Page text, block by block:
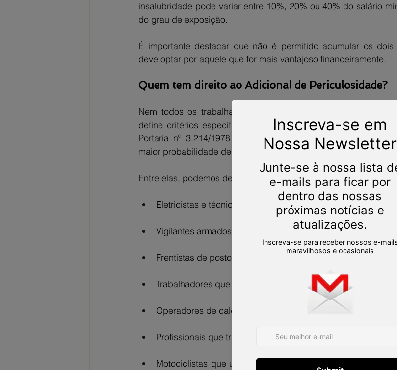
insalubridade pode variar entre 10%, 20% ou 40% do salário
do grau de exposição.
É importante destacar que não é permitido acumular os
deve optar por aquele que for mais vantajoso financeiramente.
Quem tem direito ao Adicional de Periculosidade?
Nem todos os trabalhadores estão expostos aos mesmos
define critérios específicos para o reconhecimento da
Portaria nº 3.214/1978 do Ministério do Trabalho, algumas
maior probabilidade de enquadramento nessa condição.
Entre elas, podemos destacar:
Eletricistas e técnicos em energia elétrica;
Vigilantes armados;
Frentistas de postos de combustíveis;
Trabalhadores que atuam com explosivos;
Operadores de caldeira e tanques de gás;
Profissionais que trabalham em plataformas de petróleo;
Motociclistas que utilizam a moto como ferramenta de